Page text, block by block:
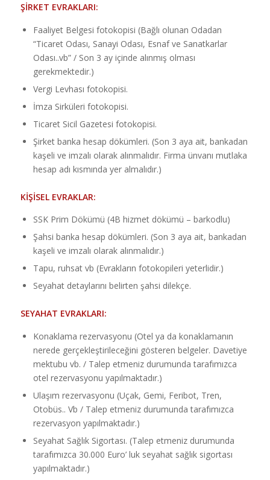
ŞİRKET EVRAKLARI:
Faaliyet Belgesi fotokopisi (Bağlı olunan Odadan
“Ticaret Odası, Sanayi Odası, Esnaf ve Sanatkarlar
Odası..vb” / Son 3 ay içinde alınmış olması
gerekmektedir.)
Vergi Levhası fotokopisi.
İmza Sirküleri fotokopisi.
Ticaret Sicil Gazetesi fotokopisi.
Şirket banka hesap dökümleri. (Son 3 aya ait, bankadan
kaşeli ve imzalı olarak alınmalıdır. Firma ünvanı mutlaka
hesap adı kısmında yer almalıdır.)
KİŞİSEL EVRAKLAR:
SSK Prim Dökümü (4B hizmet dökümü – barkodlu)
Şahsi banka hesap dökümleri. (Son 3 aya ait, bankadan
kaşeli ve imzalı olarak alınmalıdır.)
Tapu, ruhsat vb (Evrakların fotokopileri yeterlidir.)
Seyahat detaylarını belirten şahsi dilekçe.
SEYAHAT EVRAKLARI:
Konaklama rezervasyonu (Otel ya da konaklamanın
nerede gerçekleştirileceğini gösteren belgeler. Davetiye
mektubu vb. / Talep etmeniz durumunda tarafımızca
otel rezervasyonu yapılmaktadır.)
Ulaşım rezervasyonu (Uçak, Gemi, Feribot, Tren,
Otobüs.. Vb / Talep etmeniz durumunda tarafımızca
rezervasyon yapılmaktadır.)
Seyahat Sağlık Sigortası. (Talep etmeniz durumunda
tarafımızca 30.000 Euro’ luk seyahat sağlık sigortası
yapılmaktadır.)